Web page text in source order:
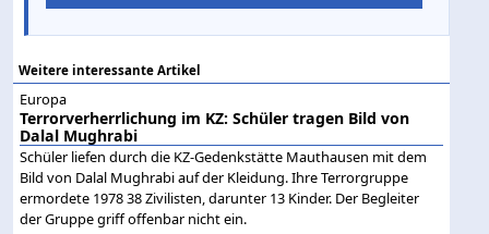
Weitere interessante Artikel
Europa
Terrorverherrlichung im KZ: Schüler tragen Bild von
Dalal Mughrabi
Schüler liefen durch die KZ-Gedenkstätte Mauthausen mit dem
Bild von Dalal Mughrabi auf der Kleidung. Ihre Terrorgruppe
ermordete 1978 38 Zivilisten, darunter 13 Kinder. Der Begleiter
der Gruppe griff offenbar nicht ein.